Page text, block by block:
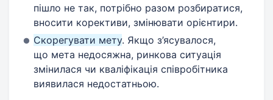
пішло не так, потрібно разом розбиратися,
вносити корективи, змінювати орієнтири.
Скорегувати мету. Якщо з’ясувалося,
що мета недосяжна, ринкова ситуація
змінилася чи кваліфікація співробітника
виявилася недостатньою.